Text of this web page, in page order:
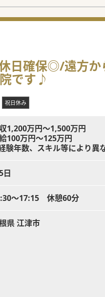
日確保◎/遠方
です♪
祝日休み
1,200万円～1,500万円
100万円～125万円
験年数、スキル等により異
日
～17:15 休憩60分
島根県 江津市